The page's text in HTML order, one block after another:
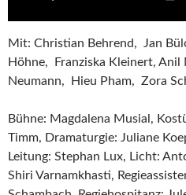
Mit: Christian Behrend, Jan
Höhne, Franziska Kleinert,
Neumann, Hieu Pham, Zora
Bühne: Magdalena Musial,
Timm, Dramaturgie: Juliane
Leitung: Stephan Lux, Licht:
Shiri Varnamkhasti,